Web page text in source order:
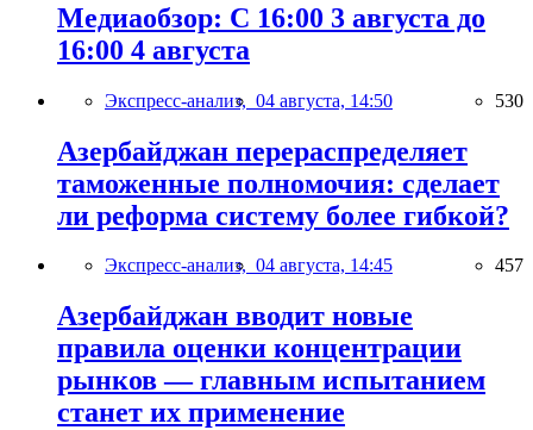
Медиаобзор: С 16:00 3 августа до
16:00 4 августа
Экспресс-анализ, 04 августа, 14:50 530
Азербайджан перераспределяет
таможенные полномочия: сделает
ли реформа систему более гибкой?
Экспресс-анализ, 04 августа, 14:45 457
Азербайджан вводит новые
правила оценки концентрации
рынков — главным испытанием
станет их применение